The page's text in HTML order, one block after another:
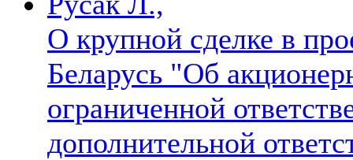
О крупной сделке в
Беларусь "Об
ограниченной
дополнительной